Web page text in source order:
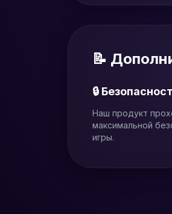
📝
🔒
Наш продукт
максимальной
игры.